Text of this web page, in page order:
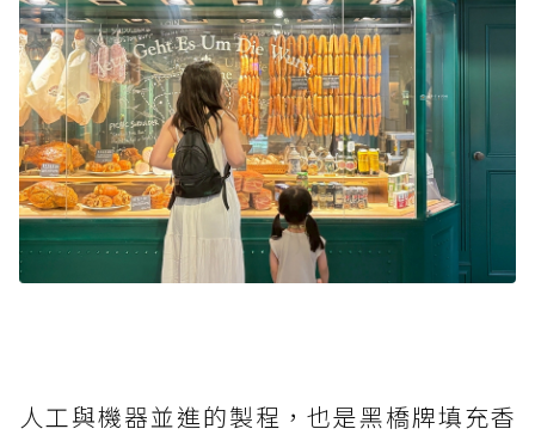
人工與機器並進的製程，也是黑橋牌填充香